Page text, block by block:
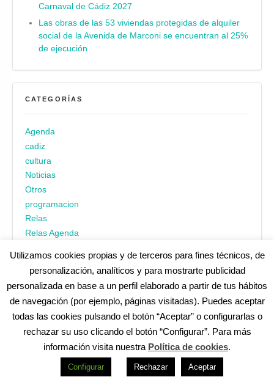
Carnaval de Cádiz 2027
Las obras de las 53 viviendas protegidas de alquiler
social de la Avenida de Marconi se encuentran al 25%
de ejecución
CATEGORÍAS
Agenda
cadiz
cultura
Noticias
Otros
programacion
Relas
Relas Agenda
¿No encuentras alguna cosa? Echa un vistazo encadiz.es|
Aviso legal| Política de privacidad|Accesibilidad| Política de
Redes Sociales (Listado completo):
Utilizamos cookies propias y de terceros para fines técnicos, de
personalización, analíticos y para mostrarte publicidad
personalizada en base a un perfil elaborado a partir de tus hábitos
de navegación (por ejemplo, páginas visitadas). Puedes aceptar
todas las cookies pulsando el botón “Aceptar” o configurarlas o
rechazar su uso clicando el botón “Configurar”. Para más
información visita nuestra Política de cookies.
Configurar Rechazar Aceptar